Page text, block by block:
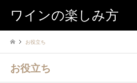
ワインの楽しみ方
お役立ち
お役立ち